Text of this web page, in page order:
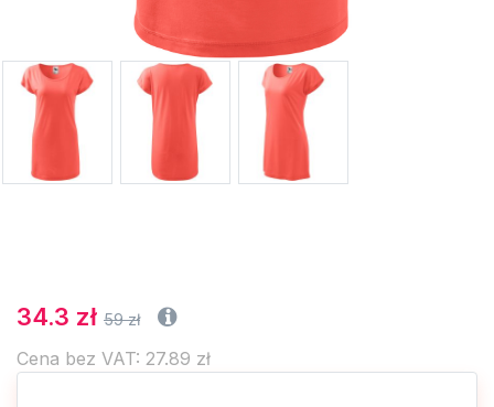
34.3 zł 59 zł
Cena bez VAT: 27.89 zł